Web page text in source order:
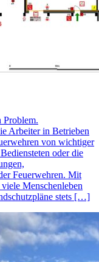
Problem.
Arbeiter in Betrieben
von wichtiger
oder die
Feuerwehren. Mit
Menschenleben
stets […]